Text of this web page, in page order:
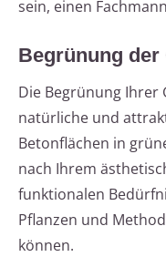
sein, einen
Begrünung der
Die Begrünung
natürliche und
Betonflächen in
nach Ihrem
funktionalen
Pflanzen und
können.